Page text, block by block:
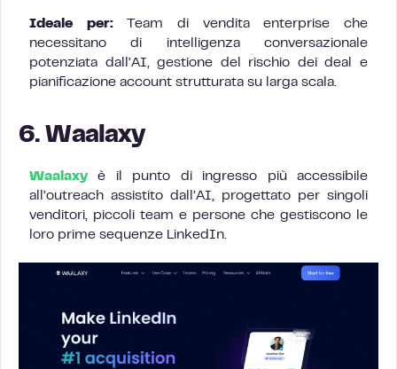
Ideale per:Team di vendita enterprise che
necessitano di intelligenza conversazionale
potenziata dall’AI, gestione del rischio dei deal e
pianificazione account strutturata su larga scala.
6. Waalaxy
Waalaxyè il punto di ingresso più accessibile
all’outreach assistito dall’AI, progettato per singoli
venditori, piccoli team e persone che gestiscono le
loro prime sequenze LinkedIn.